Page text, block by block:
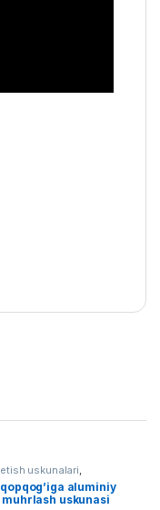
uskunalari
aluminiy
uskunasi